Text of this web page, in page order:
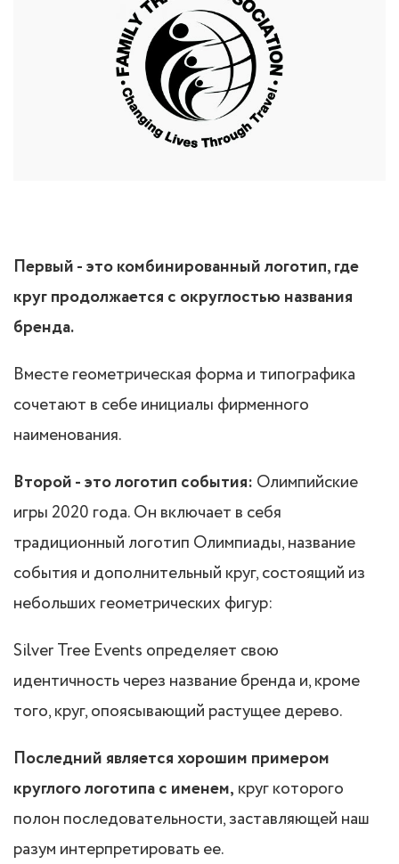
Первый - это комбинированный логотип, где
круг продолжается с округлостью названия
бренда.
Вместе геометрическая форма и типографика
сочетают в себе инициалы фирменного
наименования.
Второй - это логотип события: Олимпийские
игры 2020 года. Он включает в себя
традиционный логотип Олимпиады, название
события и дополнительный круг, состоящий из
небольших геометрических фигур:
Silver Tree Events определяет свою
идентичность через название бренда и, кроме
того, круг, опоясывающий растущее дерево.
Последний является хорошим примером
круглого логотипа с именем, круг которого
полон последовательности, заставляющей наш
разум интерпретировать ее.